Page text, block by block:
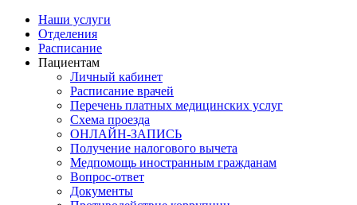
Наши услуги
Отделения
Расписание
Пациентам
Личный кабинет
Расписание врачей
Перечень платных медицинских услуг
Схема проезда
ОНЛАЙН-ЗАПИСЬ
Получение налогового вычета
Медпомощь иностранным гражданам
Вопрос-ответ
Документы